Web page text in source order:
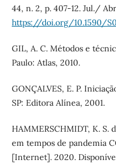
44, n. 2, p. 407-12. Jul./
https://doi.org/10.1590/
GIL, A. C. Métodos e
Paulo: Atlas, 2010.
GONÇALVES, E. P.
SP: Editora Alínea, 2001.
HAMMERSCHMIDT, K. S.
em tempos de pandemia
[Internet]. 2020.